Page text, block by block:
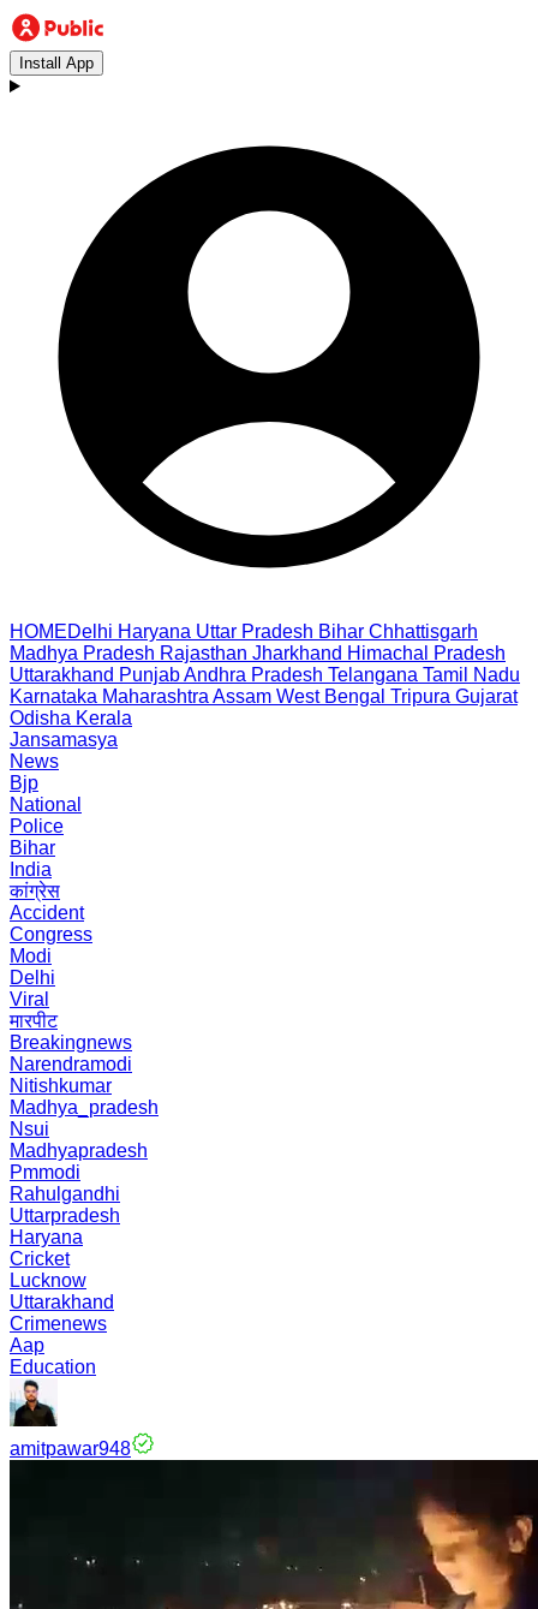
Install App
HOMEDelhi Haryana Uttar Pradesh Bihar Chhattisgarh
Madhya Pradesh Rajasthan Jharkhand Himachal Pradesh
Uttarakhand PunjabAndhra Pradesh Telangana Tamil Nadu
Karnataka Maharashtra Assam West Bengal Tripura Gujarat
Odisha Kerala
Jansamasya
News
Bjp
National
Police
Bihar
India
कांग्रेस
Accident
Congress
Modi
Delhi
Viral
मारपीट
Breakingnews
Narendramodi
Nitishkumar
Madhya_pradesh
Nsui
Madhyapradesh
Pmmodi
Rahulgandhi
Uttarpradesh
Haryana
Cricket
Lucknow
Uttarakhand
Crimenews
Aap
Education
amitpawar948